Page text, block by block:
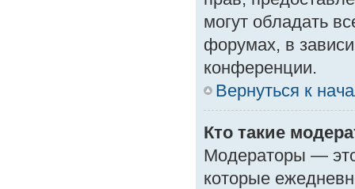
могут обладать
форумах, в
конференции.
Вернуться к
Кто такие
Модераторы —
которые